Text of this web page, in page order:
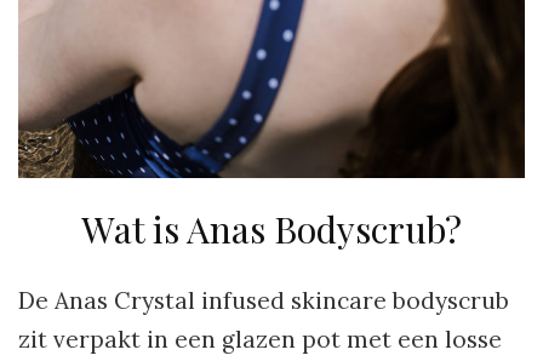
Wat is Anas Bodyscrub?
De Anas Crystal infused skincare bodyscrub
zit verpakt in een glazen pot met een losse